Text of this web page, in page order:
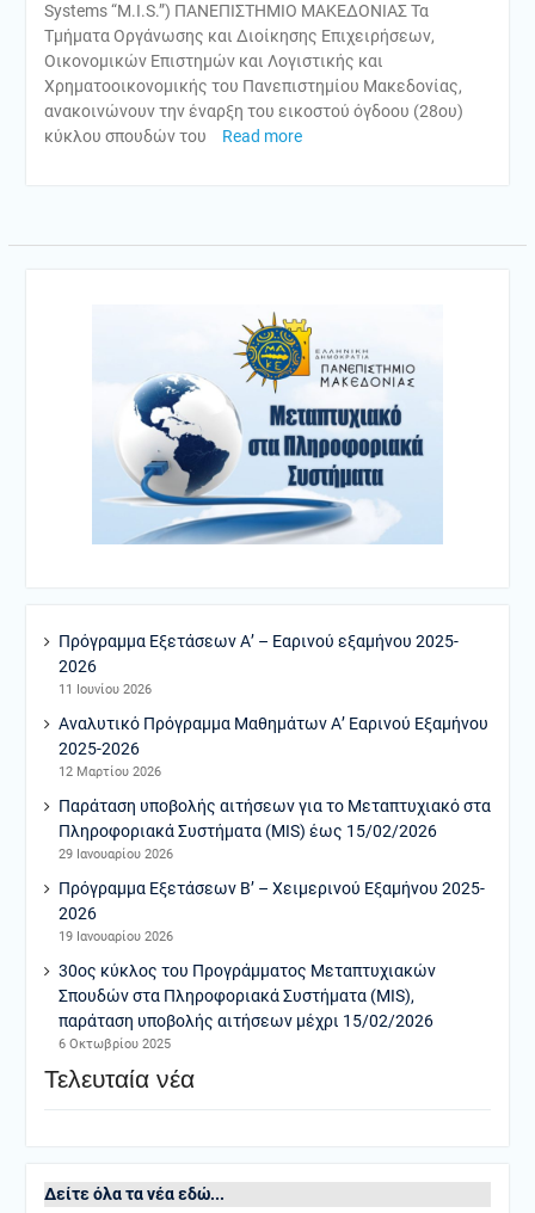
Systems “M.I.S.”) ΠΑΝΕΠΙΣΤΗΜΙΟ ΜΑΚΕΔΟΝΙΑΣ Τα
Τμήματα Οργάνωσης και Διοίκησης Επιχειρήσεων,
Οικονομικών Επιστημών και Λογιστικής και
Χρηματοοικονομικής του Πανεπιστημίου Μακεδονίας,
ανακοινώνουν την έναρξη του εικοστού όγδοου (28ου)
κύκλου σπουδών του
Read more
Πρόγραμμα Εξετάσεων Α’ – Εαρινού εξαμήνου 2025-
2026
11 Ιουνίου 2026
Αναλυτικό Πρόγραμμα Μαθημάτων Α’ Εαρινού Εξαμήνου
2025-2026
12 Μαρτίου 2026
Παράταση υποβολής αιτήσεων για το Μεταπτυχιακό στα
Πληροφοριακά Συστήματα (MIS) έως 15/02/2026
29 Ιανουαρίου 2026
Πρόγραμμα Εξετάσεων Β’ – Χειμερινού Εξαμήνου 2025-
2026
19 Ιανουαρίου 2026
30ος κύκλος του Προγράμματος Μεταπτυχιακών
Σπουδών στα Πληροφοριακά Συστήματα (MIS),
παράταση υποβολής αιτήσεων μέχρι 15/02/2026
6 Οκτωβρίου 2025
Τελευταία νέα
Δείτε όλα τα νέα εδώ...